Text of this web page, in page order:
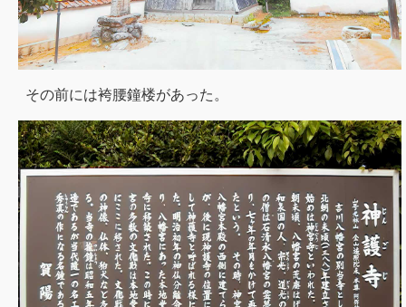
その前には袴腰鐘楼があった。